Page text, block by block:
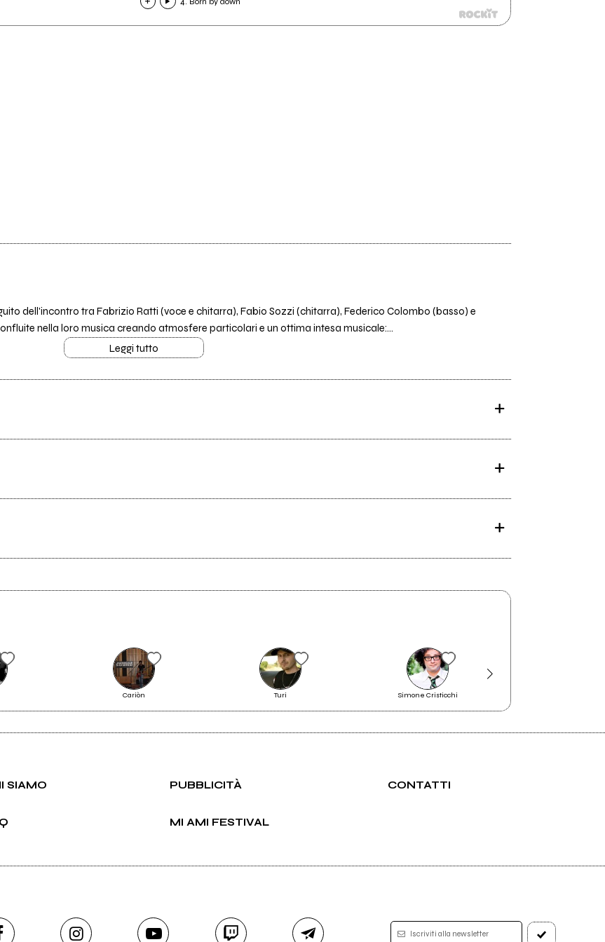
dell'incontro tra Fabrizio Ratti (voce e chitarra), Fabio Sozzi (chitarra), Federico Colombo (basso) e
nella loro musica creando atmosfere particolari e un ottima intesa musicale:...
Leggi tutto
LIVE Born by chancE
Scrivi all'utente che amministra la pagina.
Cariòn Turi Simone Cristicchi
SIAMO PUBBLICITÀ CONTATTI
MI AMI FESTIVAL
Iscriviti alla newsletter